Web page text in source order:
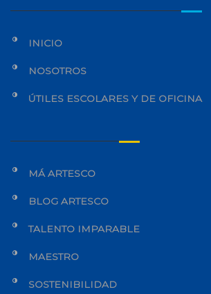
INICIO
NOSOTROS
ÚTILES ESCOLARES Y DE OFICINA
MÁ ARTESCO
BLOG ARTESCO
TALENTO IMPARABLE
MAESTRO
SOSTENIBILIDAD